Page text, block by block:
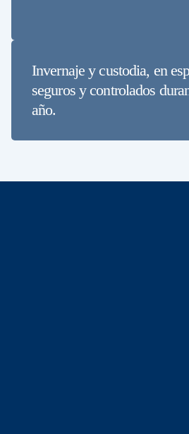
Invernaje y custodia, en
seguros y controlados
año.